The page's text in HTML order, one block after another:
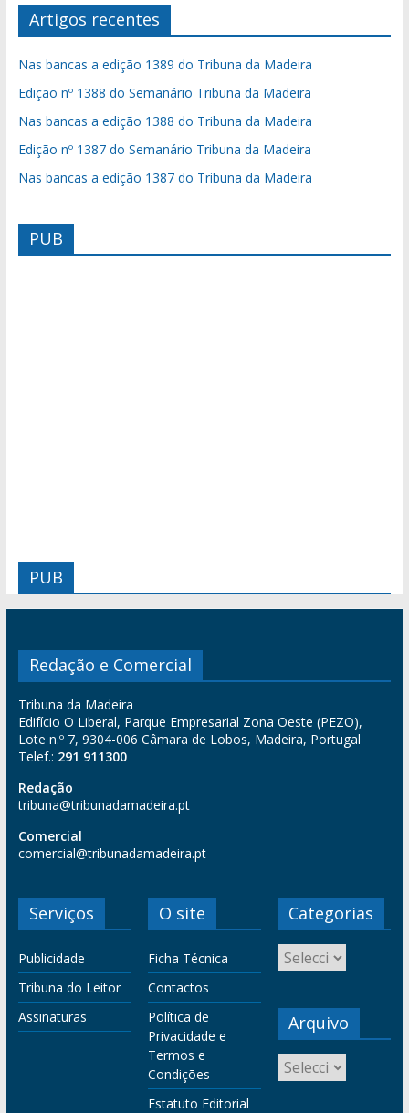
Artigos recentes
Nas bancas a edição 1389 do Tribuna da Madeira
Edição nº 1388 do Semanário Tribuna da Madeira
Nas bancas a edição 1388 do Tribuna da Madeira
Edição nº 1387 do Semanário Tribuna da Madeira
Nas bancas a edição 1387 do Tribuna da Madeira
PUB
PUB
Redação e Comercial
Tribuna da Madeira
Edifício O Liberal, Parque Empresarial Zona Oeste (PEZO),
Lote n.º 7, 9304-006 Câmara de Lobos, Madeira, Portugal
Telef.: 291 911300
Redação
tribuna@tribunadamadeira.pt
Comercial
comercial@tribunadamadeira.pt
Serviços
Publicidade
Tribuna do Leitor
Assinaturas
O site
Ficha Técnica
Contactos
Política de
Privacidade e
Termos e
Condições
Estatuto Editorial
Categorias
Arquivo